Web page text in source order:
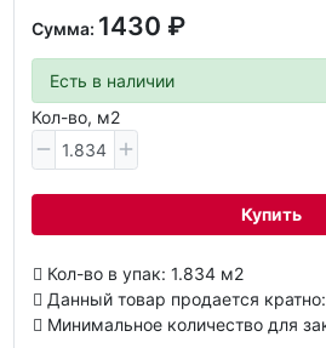
Сумма: 1430 ₽
Есть в наличии
Кол-во, м2
Купить
Кол-во в упак: 1.834 м2
Данный товар продается
Минимальное количество для